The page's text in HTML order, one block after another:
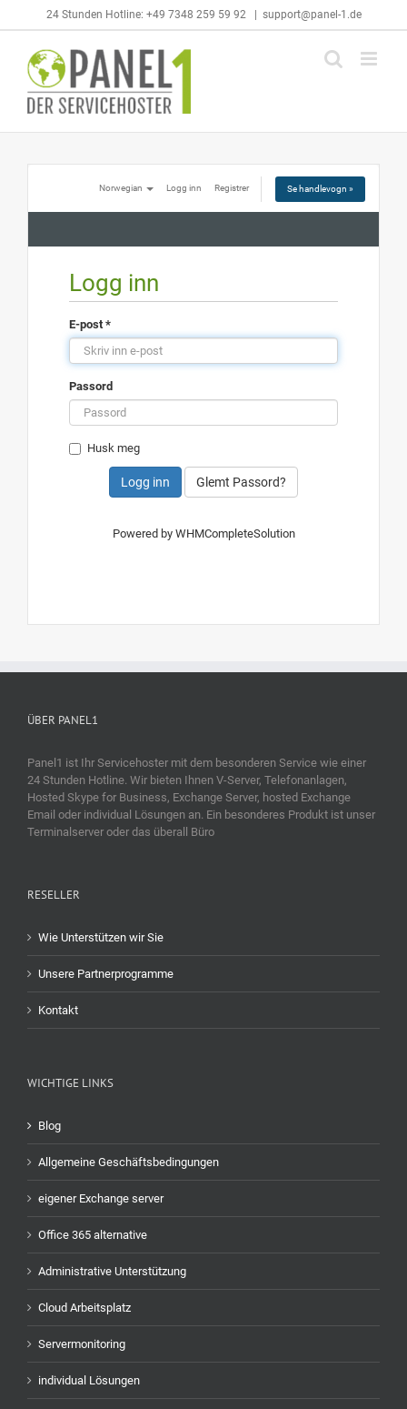
24 Stunden Hotline: +49 7348 259 59 92 support@panel-1.de
Norwegian Logg inn Registrer Se handlevogn »
Logg inn
E-post *
Passord
Husk meg
Glemt Passord?
Powered by WHMCompleteSolution
ÜBER PANEL1
Panel1 ist Ihr Servicehoster mit dem besonderen Service wie einer
24 Stunden Hotline. Wir bieten Ihnen V-Server, Telefonanlagen,
Hosted Skype for Business, Exchange Server, hosted Exchange
Email oder individual Lösungen an. Ein besonderes Produkt ist unser
Terminalserver oder das überall Büro
RESELLER
Wie Unterstützen wir Sie
Unsere Partnerprogramme
Kontakt
WICHTIGE LINKS
Blog
Allgemeine Geschäftsbedingungen
eigener Exchange server
Office 365 alternative
Administrative Unterstützung
Cloud Arbeitsplatz
Servermonitoring
individual Lösungen